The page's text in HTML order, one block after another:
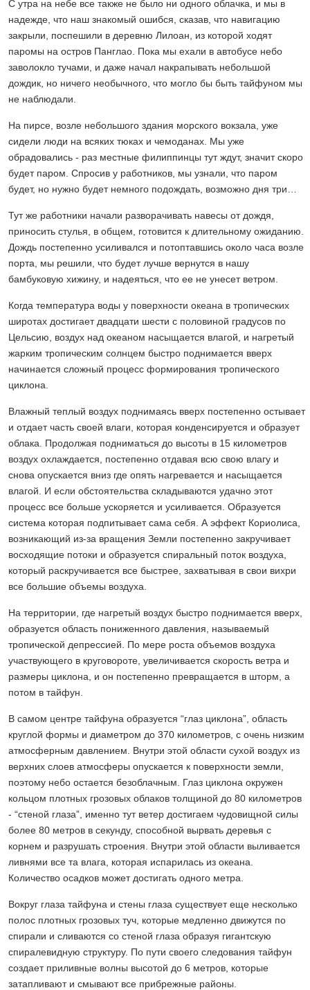
С утра на небе все также не было ни одного облачка, и мы в
надежде, что наш знакомый ошибся, сказав, что навигацию
закрыли, поспешили в деревню Лилоан, из которой ходят
паромы на остров Панглао. Пока мы ехали в автобусе небо
заволокло тучами, и даже начал накрапывать небольшой
дождик, но ничего необычного, что могло бы быть тайфуном мы
не наблюдали.
На пирсе, возле небольшого здания морского вокзала, уже
сидели люди на всяких тюках и чемоданах. Мы уже
обрадовались - раз местные филиппинцы тут ждут, значит скоро
будет паром. Спросив у работников, мы узнали, что паром
будет, но нужно будет немного подождать, возможно дня три…
Тут же работники начали разворачивать навесы от дождя,
приносить стулья, в общем, готовится к длительному ожиданию.
Дождь постепенно усиливался и потоптавшись около часа возле
порта, мы решили, что будет лучше вернутся в нашу
бамбуковую хижину, и надеяться, что ее не унесет ветром.
Когда температура воды у поверхности океана в тропических
широтах достигает двадцати шести с половиной градусов по
Цельсию, воздух над океаном насыщается влагой, и нагретый
жарким тропическим солнцем быстро поднимается вверх
начинается сложный процесс формирования тропического
циклона.
Влажный теплый воздух поднимаясь вверх постепенно остывает
и отдает часть своей влаги, которая конденсируется и образует
облака. Продолжая подниматься до высоты в 15 километров
воздух охлаждается, постепенно отдавая всю свою влагу и
снова опускается вниз где опять нагревается и насыщается
влагой. И если обстоятельства складываются удачно этот
процесс все больше ускоряется и усиливается. Образуется
система которая подпитывает сама себя. А эффект Кориолиса,
возникающий из-за вращения Земли постепенно закручивает
восходящие потоки и образуется спиральный поток воздуха,
который раскручивается все быстрее, захватывая в свои вихри
все большие объемы воздуха.
На территории, где нагретый воздух быстро поднимается вверх,
образуется область пониженного давления, называемый
тропической депрессией. По мере роста объемов воздуха
участвующего в круговороте, увеличивается скорость ветра и
размеры циклона, и он постепенно превращается в шторм, а
потом в тайфун.
В самом центре тайфуна образуется “глаз циклона”, область
круглой формы и диаметром до 370 километров, с очень низким
атмосферным давлением. Внутри этой области сухой воздух из
верхних слоев атмосферы опускается к поверхности земли,
поэтому небо остается безоблачным. Глаз циклона окружен
кольцом плотных грозовых облаков толщиной до 80 километров
- “стеной глаза”, именно тут ветер достигаем чудовищной силы
более 80 метров в секунду, способной вырвать деревья с
корнем и разрушать строения. Внутри этой области выливается
ливнями все та влага, которая испарилась из океана.
Количество осадков может достигать одного метра.
Вокруг глаза тайфуна и стены глаза существует еще несколько
полос плотных грозовых туч, которые медленно движутся по
спирали и сливаются со стеной глаза образуя гигантскую
спиралевидную структуру. По пути своего следования тайфун
создает приливные волны высотой до 6 метров, которые
затапливают и смывают все прибрежные районы.